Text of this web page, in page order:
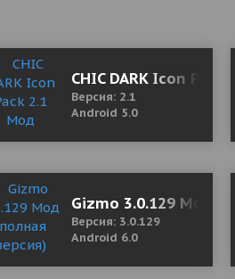
CHIC DARK Icon
Версия: 2.1
Android 5.0
Gizmo 3.0.129 Мод
Версия: 3.0.129
Android 6.0